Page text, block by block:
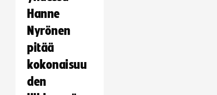
Hanne
Nyrönen
pitää
kokonaisuu
den